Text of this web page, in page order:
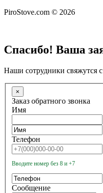
PiroStove.com © 2026
Спасибо! Ваша
Наши сотрудники свяжутся
×
Заказ обратного звонка
Имя
Телефон
Вводите номер без 8 и +7
Сообщение